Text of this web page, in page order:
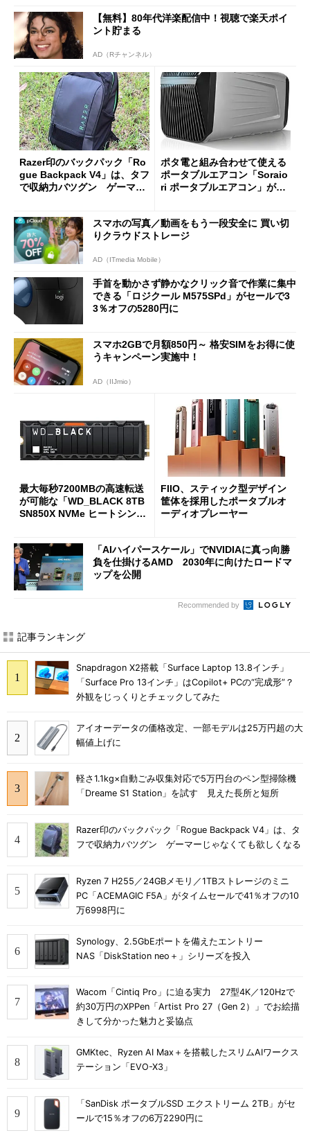
【無料】80年代洋楽配信中！視聴で楽天ポイ
ント貯まる
AD（Rチャンネル）
Razer印のバックパック「Ro
gue Backpack V4」は、タフ
で収納力バツグン ゲーマー
ポタ電と組み合わせて使える
ポータブルエアコン「Soraio
ri ポータブルエアコン」がセ
スマホの写真／動画をもう一段安全に 買い切
りクラウドストレージ
AD（ITmedia Mobile）
手首を動かさず静かなクリック音で作業に集中
できる「ロジクール M575SPd」がセールで3
3％オフの5280円に
スマホ2GBで月額850円～ 格安SIMをお得に使
うキャンペーン実施中！
AD（IIJmio）
最大毎秒7200MBの高速転送
が可能な「WD_BLACK 8TB
SN850X NVMe ヒートシンク
FIIO、スティック型デザイン
筐体を採用したポータブルオ
ーディオプレーヤー
「AIハイパースケール」でNVIDIAに真っ向勝
負を仕掛けるAMD 2030年に向けたロードマ
ップを公開
Recommended by
記事ランキング
Snapdragon X2搭載「Surface Laptop 13.8インチ」
「Surface Pro 13インチ」はCopilot+ PCの“完成形”？
外観をじっくりとチェックしてみた
アイオーデータの価格改定、一部モデルは25万円超の大
幅値上げに
軽さ1.1kg×自動ごみ収集対応で5万円台のペン型掃除機
「Dreame S1 Station」を試す 見えた長所と短所
Razer印のバックパック「Rogue Backpack V4」は、タ
フで収納力バツグン ゲーマーじゃなくても欲しくなる
Ryzen 7 H255／24GBメモリ／1TBストレージのミニ
PC「ACEMAGIC F5A」がタイムセールで41％オフの10
万6998円に
Synology、2.5GbEポートを備えたエントリー
NAS「DiskStation neo＋」シリーズを投入
Wacom「Cintiq Pro」に迫る実力 27型4K／120Hzで
約30万円のXPPen「Artist Pro 27（Gen 2）」でお絵描
きして分かった魅力と妥協点
GMKtec、Ryzen AI Max＋を搭載したスリムAIワークス
テーション「EVO-X3」
「SanDisk ポータブルSSD エクストリーム 2TB」がセ
ールで15％オフの6万2290円に